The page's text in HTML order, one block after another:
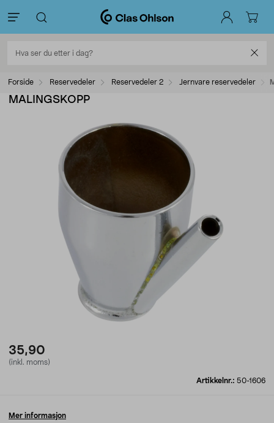
Forside Reservedeler Reservedeler 2 Jernvare reservedeler
MALINGSKOPP
35,90
(inkl. moms)
Artikkelnr.: 50-1606
Mer informasjon